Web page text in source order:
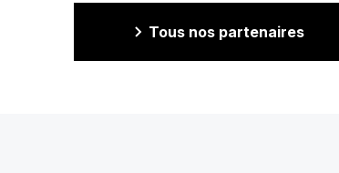
Tous nos partenaires